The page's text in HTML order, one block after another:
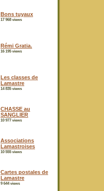
Bons tuyaux
17 968 views
Rémi Gratia.
16 195 views
Les classes de
Lamastre
14 835 views
CHASSE au
SANGLIER
10 977 views
Associations
Lamastroises
10 555 views
Cartes postales de
Lamastre
9 644 views